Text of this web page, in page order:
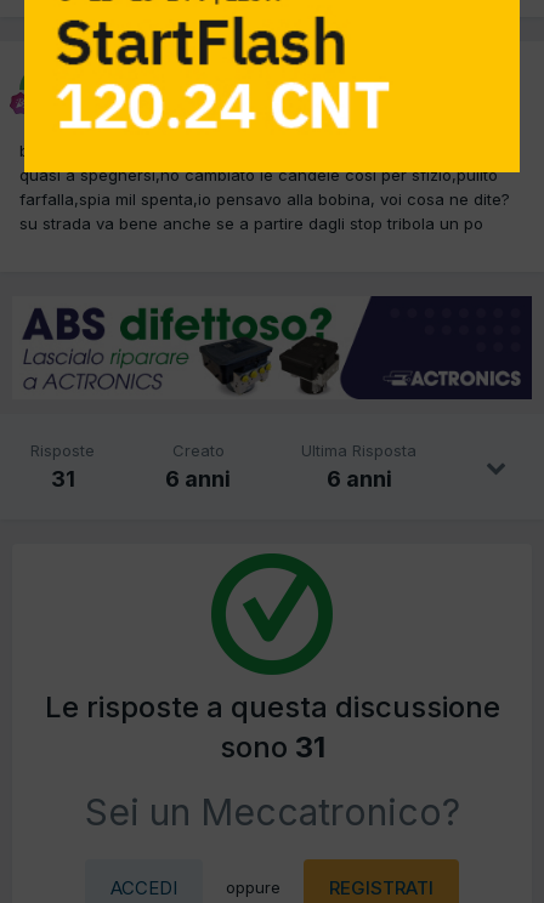
elena
Inviato 22 Ottobre 2019
buon giorno,ho questa car che in accelerazione scoppietta e va
quasi a spegnersi,ho cambiato le candele cosi per sfizio,pulito
farfalla,spia mil spenta,io pensavo alla bobina, voi cosa ne dite?
su strada va bene anche se a partire dagli stop tribola un po
Risposte
31
Creato
6 anni
Ultima Risposta
6 anni
Le risposte a questa discussione
sono 31
Sei un Meccatronico?
ACCEDI oppure REGISTRATI